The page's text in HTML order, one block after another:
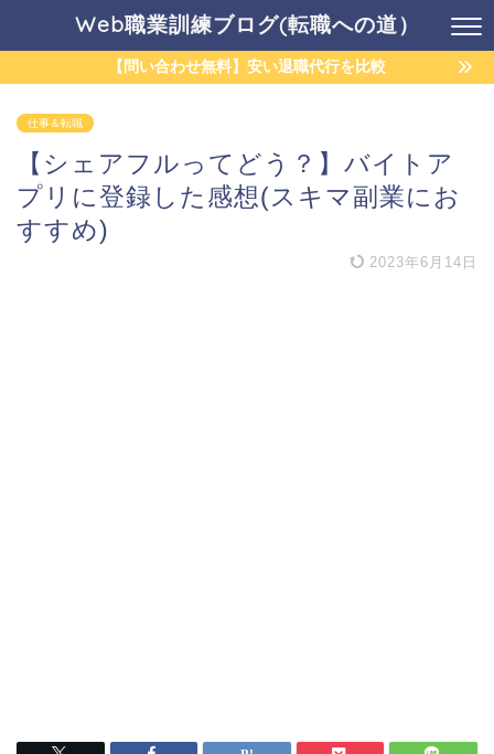
Web職業訓練ブログ(転職への道）
【問い合わせ無料】安い退職代行を比較
仕事＆転職
【シェアフルってどう？】バイトア
プリに登録した感想(スキマ副業にお
すすめ)
2023年6月14日